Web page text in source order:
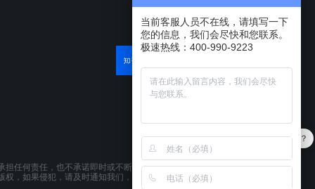
任何责任，也不承诺即时或不断更新本网站所载资料。本网站所提供的
，如果侵犯，请及时通知我们，本网站将在第一时间及时删除。
软件有折扣吗？
当前客服人员不在线，请填写一下
您的信息，我们会尽快和您联系。
极速热线：400-990-9223